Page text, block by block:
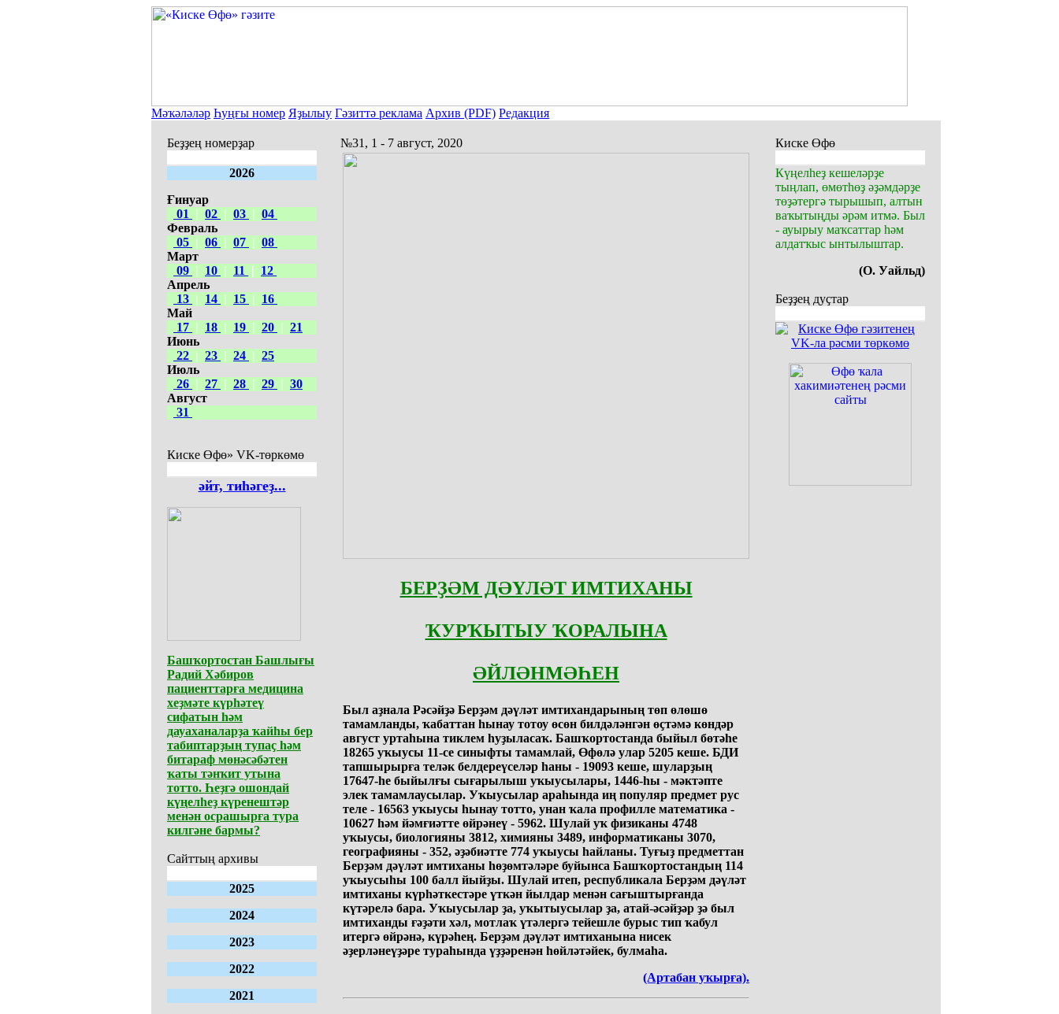
Мәҡәләләр Һуңғы номер Яҙылыу Гәзиттә реклама Архив (PDF) Редакция
Беҙҙең номерҙар
2026
Ғинуар
01
| 02 | 03 | 04
Февраль
05 | 06 | 07 | 08
Март
09 | 10 | 11 |
12
Апрель
13 | 14 | 15 |
16
Май
17 | 18 | 19 | 20 | 21
Июнь
22 | 23 | 24 | 25
Июль
26 | 27 | 28 | 29 | 30
Август
31
Киске Өфө» VK-төркөмө
әйт, тиһәгеҙ...
Башҡортостан Башлығы
Радий Хәбиров
пациенттарға медицина
хеҙмәте күрһәтеү
сифатын һәм
дауаханаларҙа ҡайһы бер
табиптарҙың тупаҫ һәм
битараф мөнәсәбәтен
ҡаты тәнҡит утына
тотто. Һеҙгә ошондай
күңелһеҙ күренештәр
менән осрашырға тура
килгәне бармы?
Сайттың архивы
2025
2024
2023
2022
2021
№31, 1 - 7 август, 2020
БЕРҘӘМ ДӘҮЛӘТ ИМТИХАНЫ
ҠУРҠЫТЫУ ҠОРАЛЫНА
ӘЙЛӘНМӘҺЕН
Был аҙнала Рәсәйҙә Берҙәм дәүләт имтихандарының төп өлөшө
тамамланды, ҡабаттан һынау тотоу өсөн билдәләнгән өҫтәмә көндәр
август уртаһына тиклем һуҙыласаҡ. Башҡортостанда быйыл бөтәһе
18265 уҡыусы 11-се синыфты тамамлай, Өфөлә улар 5205 кеше. БДИ
тапшырырға теләк белдереүселәр һаны - 19093 кеше, шуларҙың
17647-һе быйылғы сығарылыш уҡыусылары, 1446-һы - мәктәпте
элек тамамлаусылар. Уҡыусылар араһында иң популяр предмет рус
теле - 16563 уҡыусы һынау тотто, унан ҡала профилле математика -
10627 һәм йәмғиәтте өйрәнеү - 5962. Шулай уҡ физиканы 4748
уҡыусы, биологияны 3812, химияны 3489, информатиканы 3070,
географияны - 352, әҙәбиәтте 774 уҡыусы һайланы. Туғыҙ предметтан
Берҙәм дәүләт имтиханы һөҙөмтәләре буйынса Башҡортостандың 114
уҡыусыһы 100 балл йыйҙы. Шулай итеп, республикала Берҙәм дәүләт
имтиханы күрһәткестәре үткән йылдар менән сағыштырғанда
күтәрелә бара. Уҡыусылар ҙа, уҡытыусылар ҙа, атай-әсәйҙәр ҙә был
имтиханды ғәҙәти хәл, мотлаҡ үтәлергә тейешле бурыс тип ҡабул
итергә өйрәнә, күрәһең. Берҙәм дәүләт имтиханына нисек
әҙерләнеүҙәре тураһында үҙҙәренән һөйләтәйек, булмаһа.
(Артабан уҡырға).
Киске Өфө
Күңелһеҙ кешеләрҙе
тыңлап, өмөтһөҙ әҙәмдәрҙе
төҙәтергә тырышып, алтын
ваҡытыңды әрәм итмә. Был
- ауырыу маҡсаттар һәм
алдатҡыс ынтылыштар.
(О. Уайльд)
Беҙҙең дуҫтар